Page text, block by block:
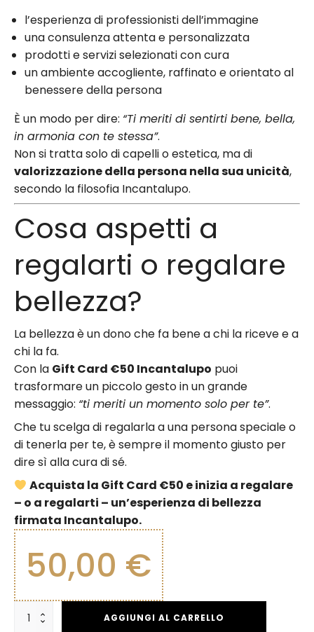
l’esperienza di professionisti dell’immagine
una consulenza attenta e personalizzata
prodotti e servizi selezionati con cura
un ambiente accogliente, raffinato e orientato al
benessere della persona
È un modo per dire: “Ti meriti di sentirti bene, bella,
in armonia con te stessa”.
Non si tratta solo di capelli o estetica, ma di
valorizzazione della persona nella sua unicità,
secondo la filosofia Incantalupo.
Cosa aspetti a
regalarti o regalare
bellezza?
La bellezza è un dono che fa bene a chi la riceve e a
chi la fa.
Con la Gift Card €50 Incantalupo puoi
trasformare un piccolo gesto in un grande
messaggio: “ti meriti un momento solo per te”.
Che tu scelga di regalarla a una persona speciale o
di tenerla per te, è sempre il momento giusto per
dire sì alla cura di sé.
Acquista la Gift Card €50 e inizia a regalare
– o a regalarti – un’esperienza di bellezza
firmata Incantalupo.
50,00 €
Gift
Card
AGGIUNGI AL CARRELLO